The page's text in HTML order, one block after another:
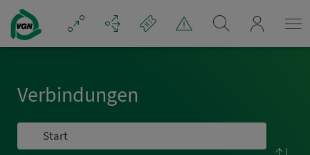
Navigation überspringen
Ver­bin­dungen